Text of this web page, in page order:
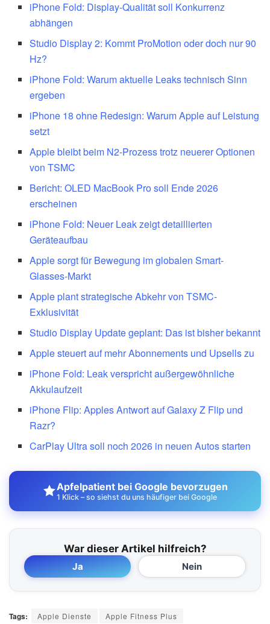
iPhone Fold: Display-Qualität soll Konkurrenz
abhängen
Studio Display 2: Kommt ProMotion oder doch nur 90
Hz?
iPhone Fold: Warum aktuelle Leaks technisch Sinn
ergeben
iPhone 18 ohne Redesign: Warum Apple auf Leistung
setzt
Apple bleibt beim N2-Prozess trotz neuerer Optionen
von TSMC
Bericht: OLED MacBook Pro soll Ende 2026
erscheinen
iPhone Fold: Neuer Leak zeigt detaillierten
Geräteaufbau
Apple sorgt für Bewegung im globalen Smart-
Glasses-Markt
Apple plant strategische Abkehr von TSMC-
Exklusivität
Studio Display Update geplant: Das ist bisher bekannt
Apple steuert auf mehr Abonnements und Upsells zu
iPhone Fold: Leak verspricht außergewöhnliche
Akkulaufzeit
iPhone Flip: Apples Antwort auf Galaxy Z Flip und
Razr?
CarPlay Ultra soll noch 2026 in neuen Autos starten
Apfelpatient bei Google bevorzugen
1 Klick – so siehst du uns häufiger bei Google
War dieser Artikel hilfreich?
Ja Nein
Tags: Apple Dienste Apple Fitness Plus